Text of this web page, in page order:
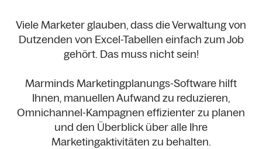
Viele Marketer glauben, dass die Verwaltung von
Dutzenden von Excel-Tabellen einfach zum Job
gehört. Das muss nicht sein!
Marminds Marketingplanungs-Software hilft
Ihnen, manuellen Aufwand zu reduzieren,
Omnichannel-Kampagnen effizienter zu planen
und den Überblick über alle Ihre
Marketingaktivitäten zu behalten.